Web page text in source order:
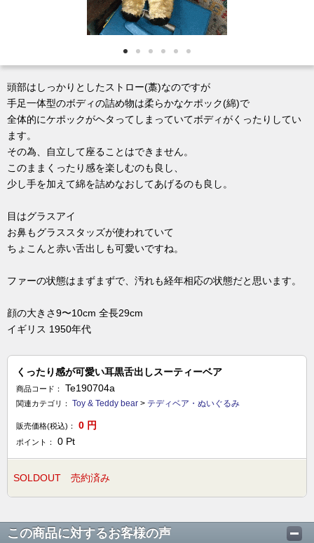
頭部はしっかりとしたストロー(藁)なのですが
手足一体型のボディの詰め物は柔らかなケポック(綿)で
全体的にケポックがヘタってしまっていてボディがくったりしてい
ます。
その為、自立して座ることはできません。
このままくったり感を楽しむのも良し、
少し手を加えて綿を詰めなおしてあげるのも良し。
目はグラスアイ
お鼻もグラススタッズが使われていて
ちょこんと赤い舌出しも可愛いですね。
ファーの状態はまずまずで、汚れも経年相応の状態だと思います。
顔の大きさ9〜10cm 全長29cm
イギリス 1950年代
くったり感が可愛い耳黒舌出しスーティーベア
商品コード： Te190704a
関連カテゴリ： Toy & Teddy bear > テディベア・ぬいぐるみ
販売価格(税込)： 0 円
ポイント： 0 Pt
SOLDOUT 売約済み
この商品に対するお客様の声